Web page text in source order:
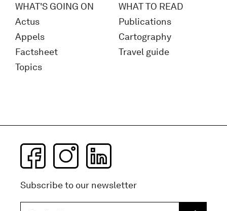
WHAT'S GOING ON
Actus
Appels
Factsheet
Topics
WHAT TO READ
Publications
Cartography
Travel guide
Subscribe to our newsletter